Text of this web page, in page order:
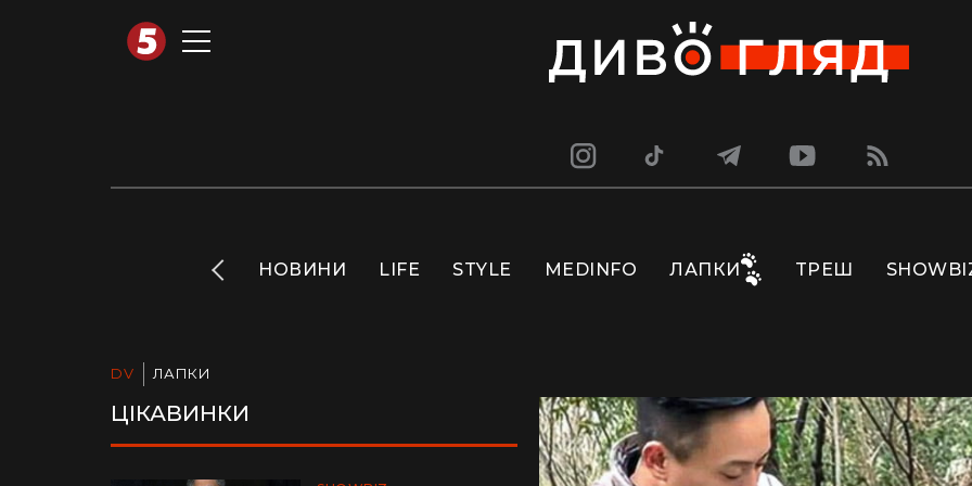
INFO НОВИНИ LIFE STYLE MEDINFO ЛАПКИ ТРЕШ
DV ЛАПКИ
ЦІКАВИНКИ